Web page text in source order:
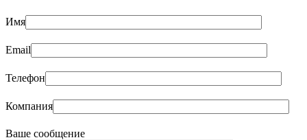
Имя
Email
Телефон
Компания
Ваше сообщение